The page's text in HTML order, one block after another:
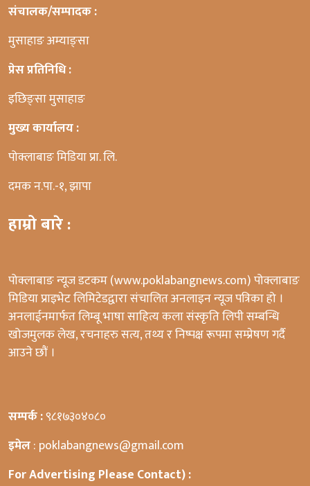
संचालक/सम्पादक :
मुसाहाङ अम्याङ्सा
प्रेस प्रतिनिधि :
इछिङ्सा मुसाहाङ
मुख्य कार्यालय :
पोक्लाबाङ मिडिया प्रा. लि.
दमक न.पा.-१, झापा
हाम्रो बारे :
पोक्लाबाङ न्यूज डटकम (www.poklabangnews.com) पोक्लाबाङ
मिडिया प्राइभेट लिमिटेडद्वारा संचालित अनलाइन न्यूज पत्रिका हो ।
अनलाईनमार्फत लिम्बू भाषा साहित्य कला संस्कृति लिपी सम्बन्धि
खोजमुलक लेख, रचनाहरु सत्य, तथ्य र निष्पक्ष रूपमा सम्प्रेषण गर्दै
आउने छौं ।
सम्पर्क :९८१७३०४०८०
इमेल: poklabangnews@gmail.com
For Advertising Please Contact) :